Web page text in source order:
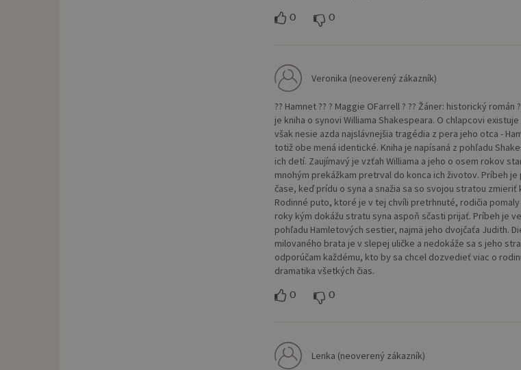
0 0
Veronika (neoverený zákazník)
?? Hamnet ?? ? Maggie OFarrell ? ?? Žáner: historický román
je kniha o synovi Williama Shakespeara. O chlapcovi
však nesie azda najslávnejšia tragédia z pera jeho otca -
totiž obe mená identické. Kniha je napísaná z pohľadu
ich detí. Zaujímavý je vzťah Williama a jeho o osem rokov
mnohým prekážkam pretrval do konca ich životov. Príbeh
čase, keď prídu o syna a snažia sa so svojou stratou
Rodinné puto, ktoré je v tej chvíli pretrhnuté, rodičia
roky kým dokážu stratu syna aspoň sčasti prijať. Príbeh je
pohľadu Hamletových sestier, najmä jeho dvojčaťa Judith.
milovaného brata je v slepej uličke a nedokáže sa s jeho
odporúčam každému, kto by sa chcel dozvedieť viac o
dramatika všetkých čias.
0 0
Lenka (neoverený zákazník)